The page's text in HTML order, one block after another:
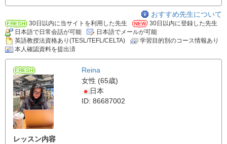
おすすめ先生について
30日以内に当サイトを利用した先生
30日以内に登録した先生
日本語で日常会話が可能
日本語でメールが可能
英語教授法資格あり(TESL/TEFL/CELTA)
学習目的別のコース情報あり
本人確認資料を提出済
Reina
女性 (65歳)
日本
ID: 86687002
レッスン内容